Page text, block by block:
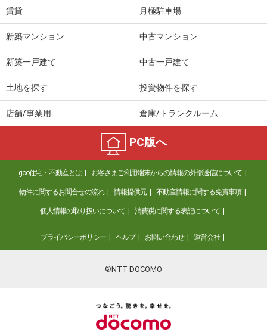
賃貸 月極駐車場
新築マンション 中古マンション
新築一戸建て 中古一戸建て
土地を探す 投資物件を探す
店舗/事業用 倉庫/トランクルーム
PC版へ
goo住宅・不動産とは お客さまご利用端末からの情報の外部送信について
物件に関するお問合せの流れ 情報提供元 不動産情報に関する免責事項
個人情報の取り扱いについて 消費税に関する表記について
プライバシーポリシー ヘルプ お問い合わせ 運営会社
©NTT DOCOMO